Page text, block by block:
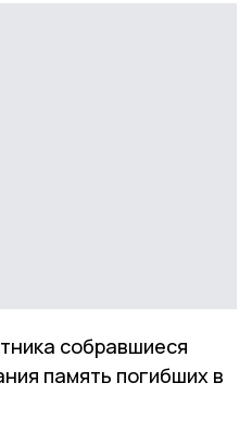
собравшиеся
память погибших в